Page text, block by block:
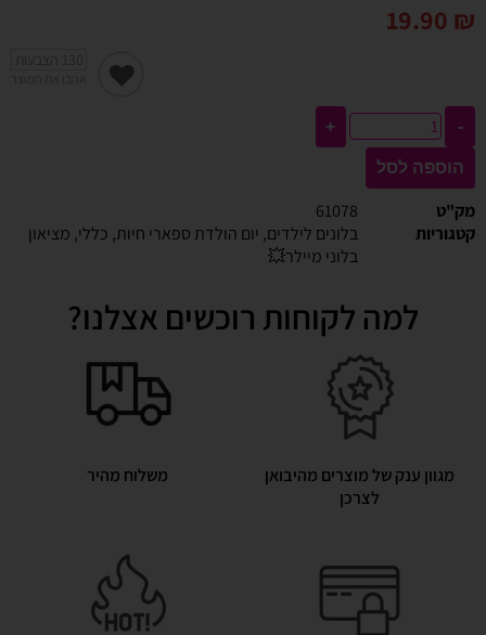
19.90 ₪
-
+
הוספה לסל
מק"ט
61078
קטגוריות
בלונים לילדים, יום הולדת ספארי חיות, כללי, מציאון
בלוני מיילר💥
למה לקוחות רוכשים אצלנו?
מגוון ענק של מוצרים מהיבואן
לצרכן
משלוח מהיר